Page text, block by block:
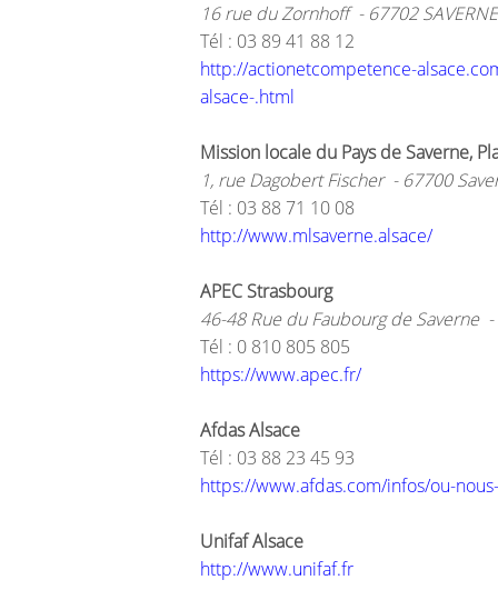
16 rue du Zornhoff - 67702
Tél : 03 89 41 88 12
http://actionetcompetence-
alsace-.html
Mission locale du Pays de Saverne,
1, rue Dagobert Fischer - 67700
Tél : 03 88 71 10 08
http://www.mlsaverne.alsace/
APEC Strasbourg
46-48 Rue du Faubourg de Saverne -
Tél : 0 810 805 805
https://www.apec.fr/
Afdas Alsace
Tél : 03 88 23 45 93
https://www.afdas.com/infos/ou-
Unifaf Alsace
http://www.unifaf.fr